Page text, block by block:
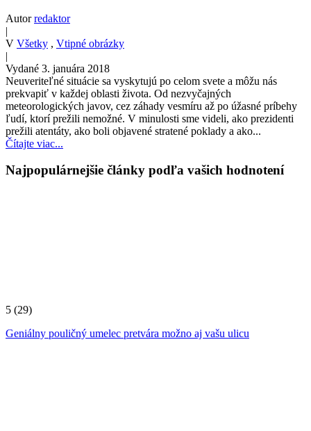
Autorredaktor
|
V Všetky , Vtipné obrázky
|
Vydané 3. januára 2018
Neuveriteľné situácie sa vyskytujú po celom svete a môžu nás
prekvapiť v každej oblasti života. Od nezvyčajných
meteorologických javov, cez záhady vesmíru až po úžasné príbehy
ľudí, ktorí prežili nemožné. V minulosti sme videli, ako prezidenti
prežili atentáty, ako boli objavené stratené poklady a ako...
Čítajte viac...
Najpopulárnejšie články podľa vašich hodnotení
5 (29)
Geniálny pouličný umelec pretvára možno aj vašu ulicu